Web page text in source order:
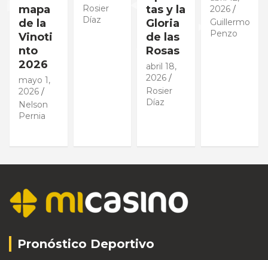
mapa
de la
Vinoti
nto
2026
mayo 1,
2026
Nelson
Pernia
Rosier
Díaz
tas y la
Gloria
de las
Rosas
abril 18,
2026
Rosier
Díaz
2026
Guillermo
Penzo
Pronóstico Deportivo